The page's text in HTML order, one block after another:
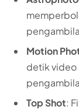
Motion
detik video
Top Shot: